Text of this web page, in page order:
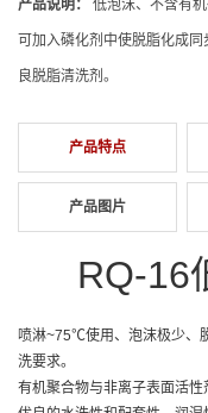
产品说明： 低泡沫、不含有
可加入磷化剂中使脱脂化成
良脱脂清洗剂。
产品特点
产品图片
RQ-16
喷淋~75℃使用、泡沫极少、
洗要求。
有机聚合物与非离子表面活性